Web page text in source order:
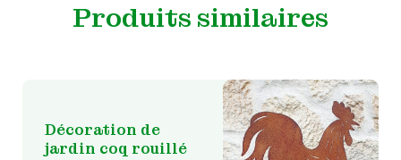
Produits similaires
Décoration de
jardin coq rouillé